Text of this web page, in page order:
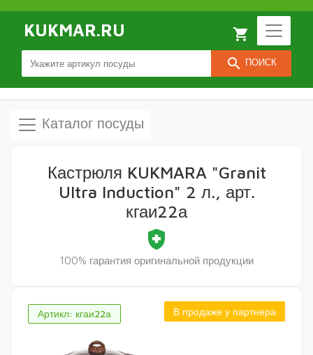
KUKMAR.RU
search ПОИСК
local_grocery_store
Каталог посуды
Артикл: кгаи22а В продаже у партнера
Кастрюля KUKMARA "Granit
Ultra Induction" 2 л., арт.
кгаи22а
health_and_safety
100% гарантия оригинальной продукции